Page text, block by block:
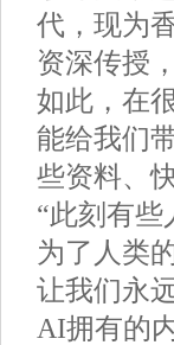
代，现为
资深传授
如此，在
能给我们
些资料、
“此刻有些
为了人类
让我们永
AI拥有的